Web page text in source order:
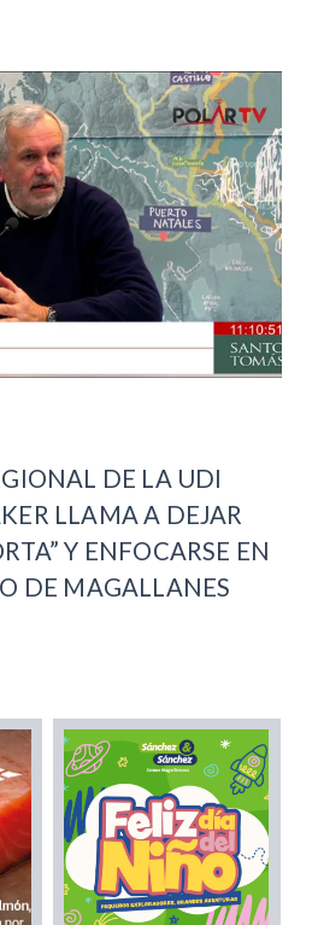
DE LA UDI
LLAMA A DEJAR
Y ENFOCARSE EN
DE MAGALLANES